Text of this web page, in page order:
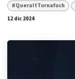
#QueraltTornafoch
12 dic 2024